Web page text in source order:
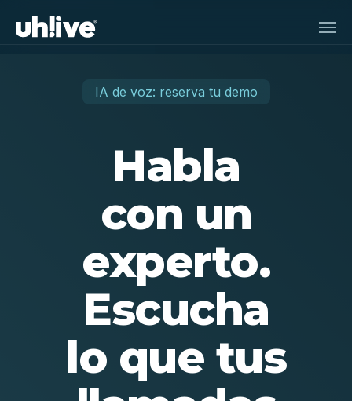
IA de voz: reserva tu demo
Habla
con un
experto.
Escucha
lo que tus